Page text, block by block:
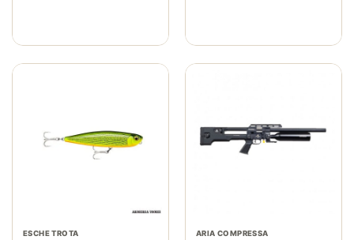
ESCHE TROTA ARIA COMPRESSA